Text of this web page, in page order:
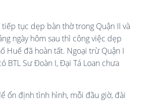
tiếp tục dẹp bàn thờ trong Quận II và
ngày hôm sau thì công việc dẹp
Huế đã hoàn tất. Ngoại trừ Quận I
BTL Sư Đoàn I, Đại Tá Loan chưa
ổn định tình hình, mỗi đầu giờ, đài